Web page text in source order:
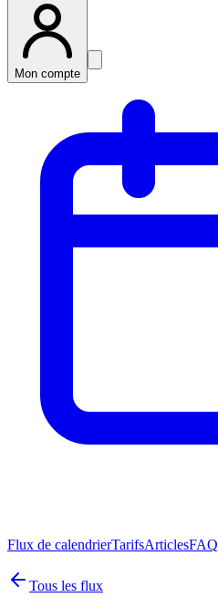
Mon compte
Flux de calendrierTarifsArticlesFAQ
Tous les flux